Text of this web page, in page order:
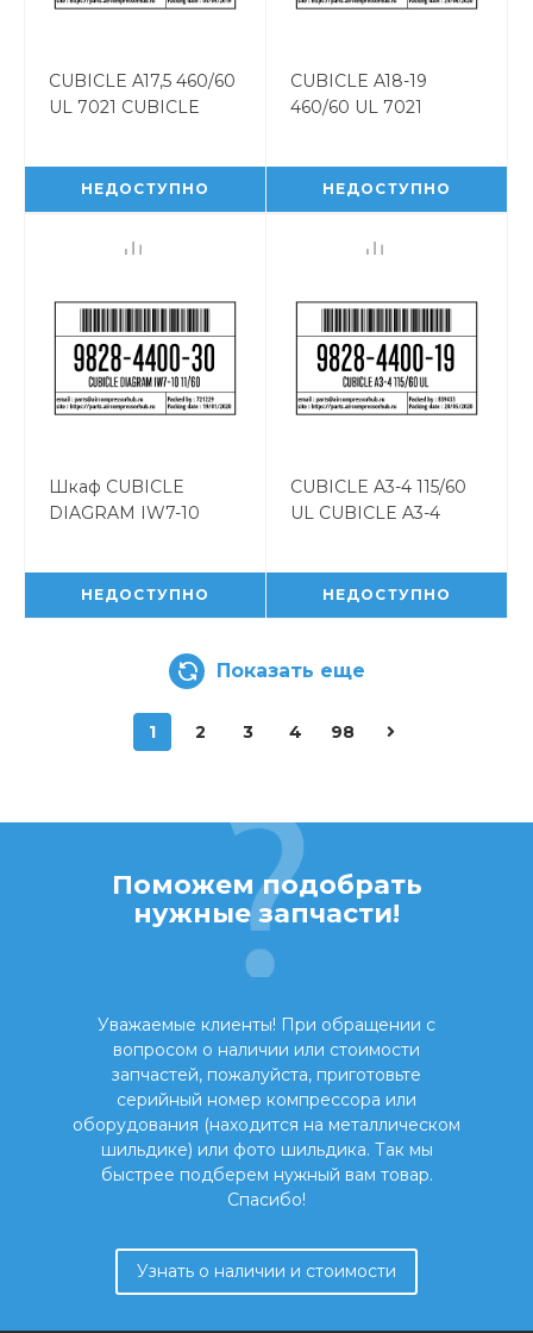
CUBICLE A17,5 460/60
UL 7021 CUBICLE
НЕДОСТУПНО
CUBICLE A18-19
460/60 UL 7021
9828442331
НЕДОСТУПНО
Шкаф CUBICLE
DIAGRAM IW7-10
НЕДОСТУПНО
CUBICLE A3-4 115/60
UL CUBICLE A3-4
НЕДОСТУПНО
Показать еще
1 2 3 4 98
Поможем подобрать
нужные запчасти!
Уважаемые клиенты! При обращении с
вопросом о наличии или стоимости
запчастей, пожалуйста, приготовьте
серийный номер компрессора или
оборудования (находится на металлическом
шильдике) или фото шильдика. Так мы
быстрее подберем нужный вам товар.
Спасибо!
Узнать о наличии и стоимости